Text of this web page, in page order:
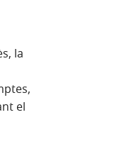
la
finestra nova)
el